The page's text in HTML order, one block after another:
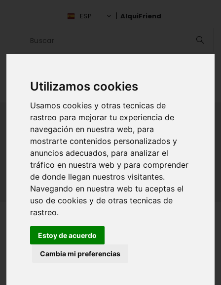
Utilizamos cookies
Usamos cookies y otras tecnicas de
rastreo para mejorar tu experiencia de
navegación en nuestra web, para
mostrarte contenidos personalizados y
anuncios adecuados, para analizar el
tráfico en nuestra web y para comprender
de donde llegan nuestros visitantes.
Navegando en nuestra web tu aceptas el
uso de cookies y de otras tecnicas de
rastreo.
Estoy de acuerdo
Cambia mi preferencias
ESP AlquiFriend
ALQUILAR AMIGO
Inicio Amigos Guayas Jaime Enrique Alban Munoz